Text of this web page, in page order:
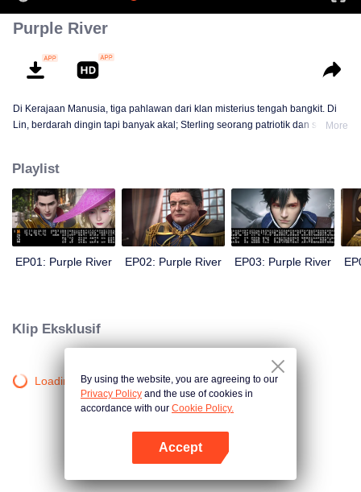
Purple River
Di Kerajaan Manusia, tiga pahlawan dari klan misterius tengah bangkit. Di
Lin, berdarah dingin tapi banyak akal; Sterling seorang patriotik dan setia
menunjukkan kemampuan mereka masing-masing. Manusia, iblis, orc dan
suku dari timur terus-menerus terbelenggu pertikaian di benua ini.
More
Playlist
EP01: Purple River EP02: Purple River EP03: Purple River
Klip Eksklusif
Loading…By using the website, you are agreeing to our
Privacy Policy and the use of cookies in
accordance with our Cookie Policy.
Accept